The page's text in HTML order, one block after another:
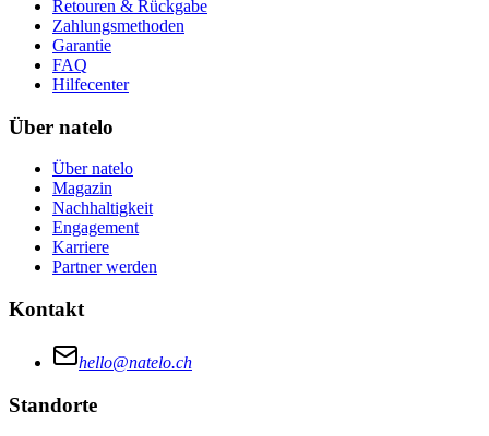
Retouren & Rückgabe
Zahlungsmethoden
Garantie
FAQ
Hilfecenter
Über natelo
Über natelo
Magazin
Nachhaltigkeit
Engagement
Karriere
Partner werden
Kontakt
hello@natelo.ch
Standorte